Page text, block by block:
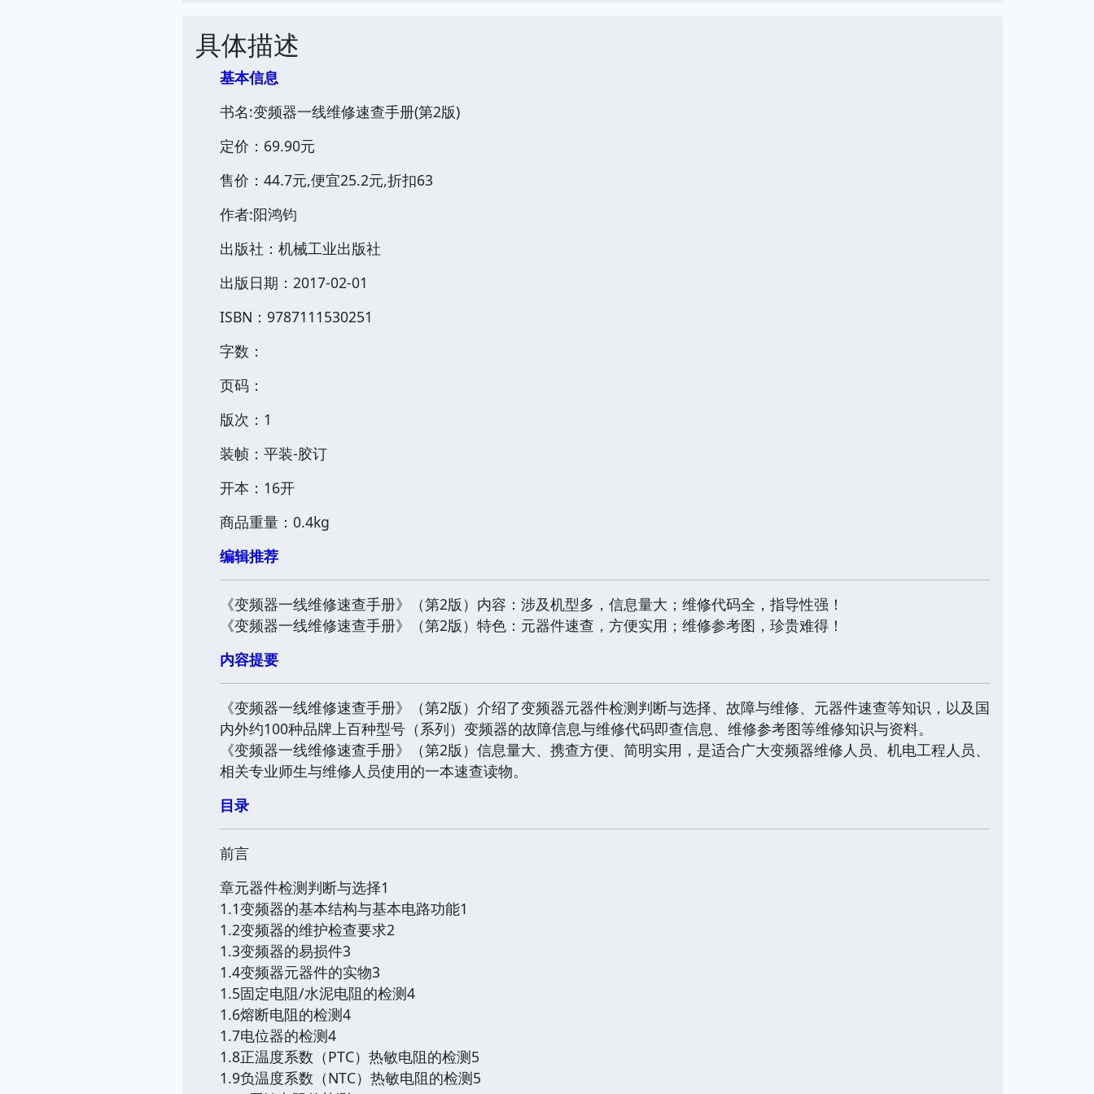
具体描述
基本信息
书名:变频器一线维修速查手册(第2版)
定价：69.90元
售价：44.7元,便宜25.2元,折扣63
作者:阳鸿钧
出版社：机械工业出版社
出版日期：2017-02-01
ISBN：9787111530251
字数：
页码：
版次：1
装帧：平装-胶订
开本：16开
商品重量：0.4kg
编辑推荐
《变频器一线维修速查手册》（第2版）内容：涉及机型多，信息量大；维修代码全，指导性强！
《变频器一线维修速查手册》（第2版）特色：元器件速查，方便实用；维修参考图，珍贵难得！
内容提要
《变频器一线维修速查手册》（第2版）介绍了变频器元器件检测判断与选择、故障与维修、元器件速查等知识，以及国
内外约100种品牌上百种型号（系列）变频器的故障信息与维修代码即查信息、维修参考图等维修知识与资料。
《变频器一线维修速查手册》（第2版）信息量大、携查方便、简明实用，是适合广大变频器维修人员、机电工程人员、
相关专业师生与维修人员使用的一本速查读物。
目录
前言
章元器件检测判断与选择1
1.1变频器的基本结构与基本电路功能1
1.2变频器的维护检查要求2
1.3变频器的易损件3
1.4变频器元器件的实物3
1.5固定电阻/水泥电阻的检测4
1.6熔断电阻的检测4
1.7电位器的检测4
1.8正温度系数（PTC）热敏电阻的检测5
1.9负温度系数（NTC）热敏电阻的检测5